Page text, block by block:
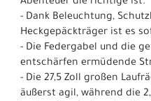
- Dank Beleuchtung,
Heckgepäckträger ist es
- Die Federgabel und die
entschärfen ermüdende
- Die 27,5 Zoll großen
äußerst agil, während die